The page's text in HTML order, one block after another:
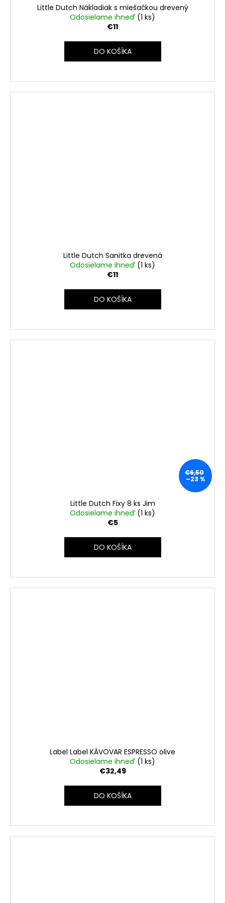
Little Dutch Nákladiak s miešačkou drevený
Odosielame ihneď (1 ks)
€11
DO KOŠÍKA
Little Dutch Sanitka drevená
Odosielame ihneď (1 ks)
€11
DO KOŠÍKA
€6,50
–23 %
Little Dutch Fixy 8 ks Jim
Odosielame ihneď (1 ks)
€5
DO KOŠÍKA
Label Label KÁVOVAR ESPRESSO olive
Odosielame ihneď (1 ks)
€32,49
DO KOŠÍKA